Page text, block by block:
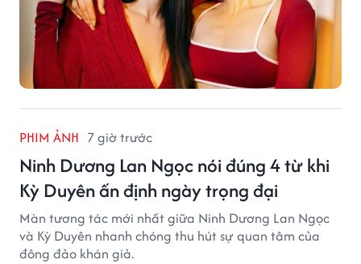
PHIM ẢNH 7 giờ trước
Ninh Dương Lan Ngọc nói đúng 4 từ khi
Kỳ Duyên ấn định ngày trọng đại
Màn tương tác mới nhất giữa Ninh Dương Lan Ngọc
và Kỳ Duyên nhanh chóng thu hút sự quan tâm của
đông đảo khán giả.